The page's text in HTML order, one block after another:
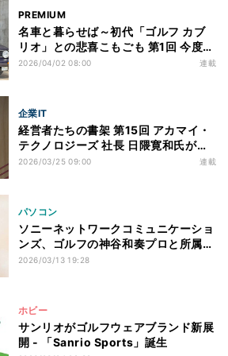
PREMIUM
名車と暮らせば～初代「ゴルフ カブ
リオ」との悲喜こもごも 第1回 今度の
愛車は初代ゴルフのオープンカー!
2026/04/02 08:00 連載
企業IT
経営者たちの書架 第15回 アカマイ・
テクノロジーズ 社長 日隈寛和氏が選
ぶ一冊『チーズはどこへ消えた？』
2026/03/25 09:00 連載
パソコン
ソニーネットワークコミュニケーショ
ンズ、ゴルフの神谷和奏プロと所属契
約
2026/03/13 19:28
ホビー
サンリオがゴルフウェアブランド新展
開 - 「Sanrio Sports」誕生